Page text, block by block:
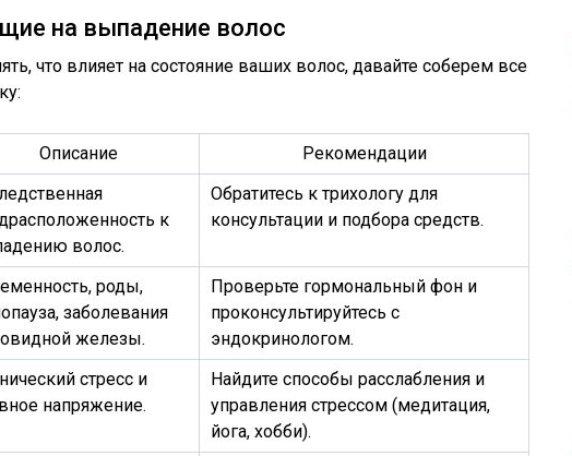
на выпадение волос
что влияет на состояние ваших волос, давайте соберем все
Описание
Рекомендации
к
волос.
Обратитесь к трихологу для
консультации и подбора средств.
роды,
заболевания
железы.
Проверьте гормональный фон и
проконсультируйтесь с
эндокринологом.
стресс и
напряжение.
Найдите способы расслабления и
управления стрессом (медитация,
йога, хобби).